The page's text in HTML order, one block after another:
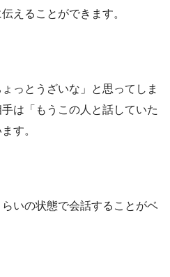
えることができます。
っとうざいな」と思ってしま
は「もうこの人と話していた
す。
いの状態で会話することがベ